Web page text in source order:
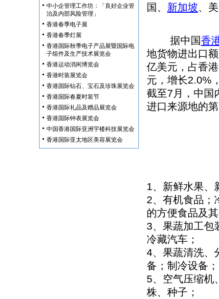
中小企管理工作坊：「良好企业管
治及内部风险管理」
香港春季电子展
香港春季灯展
香港国际秋季电子产品展暨国际电
子组件及生产技术展览会
香港运动消闲博览会
香港时装展览会
香港国际钻石、宝石及珍珠展览会
香港国际春夏时装节
香港国际礼品及赠品展览会
香港国际钟表展览会
中国香港国际亚洲宇楼科技展览会
香港国际亚太地区美容展览会
国、 新加坡、
据中国香
地货物进出口
亿美元，占香
元，增长2.0%
截至7月，中国
进口来源地的
1、新鲜水果、
2、有机食品；
的方便食品及
3、果蔬加工包
冷藏汽车；
4、果蔬清洗、
备；制冷设备；
5、空气压缩机
株、种子；